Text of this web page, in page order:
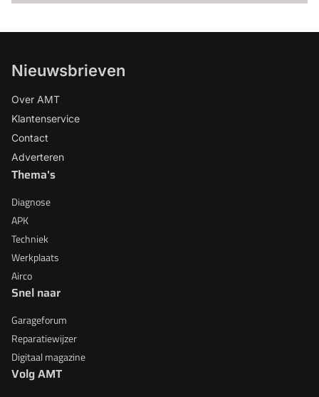
Nieuwsbrieven
Over AMT
Klantenservice
Contact
Adverteren
Thema's
Diagnose
APK
Techniek
Werkplaats
Airco
Snel naar
Garageforum
Reparatiewijzer
Digitaal magazine
Volg AMT